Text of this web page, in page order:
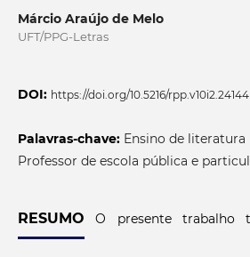
Márcio Araújo de Melo
UFT/PPG-Letras
DOI: https://doi.org/10.5216/rpp.v10i2.24144
Palavras-chave: Ensino de
Professor de escola pública e
RESUMO O presente trabalho